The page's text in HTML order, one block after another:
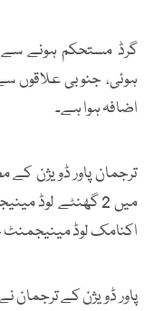
اضافہ ہوا ہے۔
ترجمان پاور ڈویژن
میں 2 گھنٹے لوڈ
اکنامک لوڈ
پاور ڈویژن کے ترجمان